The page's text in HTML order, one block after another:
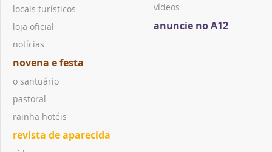
locais turísticos
loja oficial
notícias
novena e festa
o santuário
pastoral
rainha hotéis
revista de aparecida
vídeos
anuncie no A12